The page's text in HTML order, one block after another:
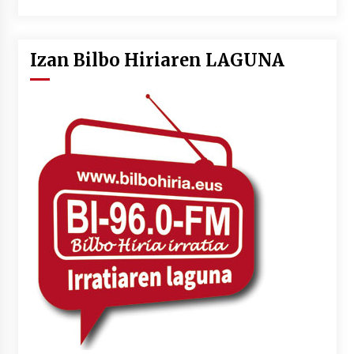
Izan Bilbo Hiriaren LAGUNA